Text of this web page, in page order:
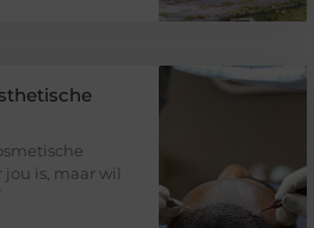
is, maar wil